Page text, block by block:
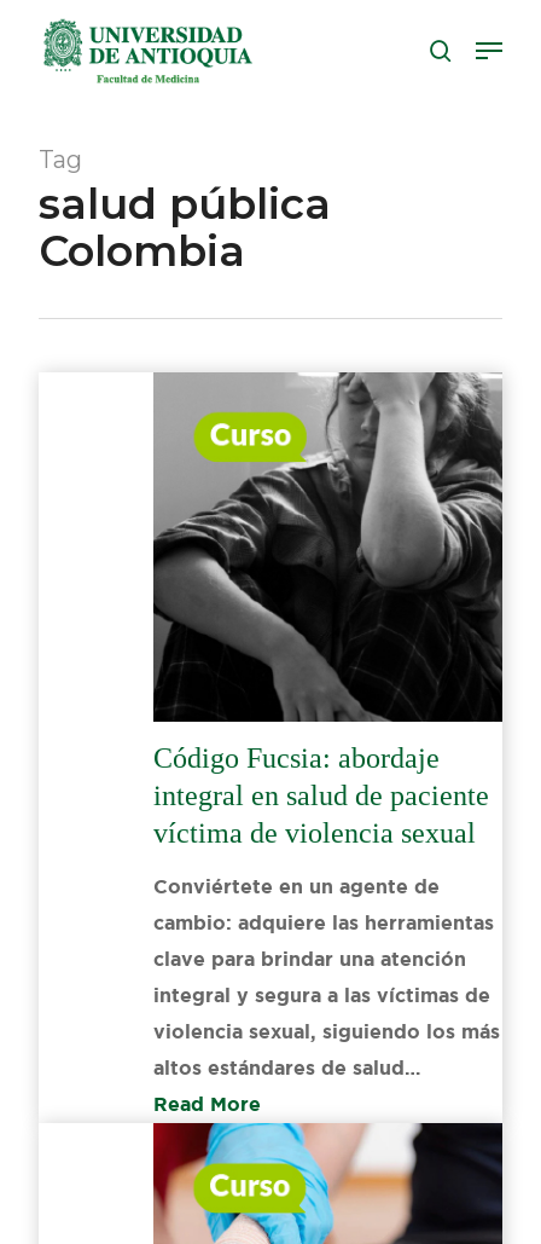
search
Menu
Tag
salud pública
Colombia
Código Fucsia: abordaje
integral en salud de paciente
víctima de violencia sexual
Conviértete en un agente de
cambio: adquiere las herramientas
clave para brindar una atención
integral y segura a las víctimas de
violencia sexual, siguiendo los más
altos estándares de salud…
Read More